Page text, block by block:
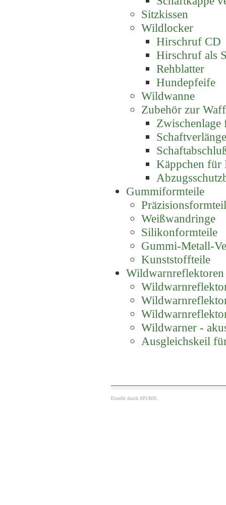
Sitzkissen
Wildlocker
Hirschruf CD
Hirschruf als
Rehblatter
Hundepfeife
Wildwanne
Zubehör zur
Käppchen für
Gummiformteile
Weißwandringe
Silikonformteile
Gummi-Metall-
Kunststoffteile
Wildwarnreflektoren
Wildwarner -
Ausgleichskeil
Erstellt durch ATURIS.